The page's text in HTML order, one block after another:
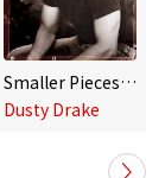
Smaller Pieces (Internet Single)
Dusty Drake